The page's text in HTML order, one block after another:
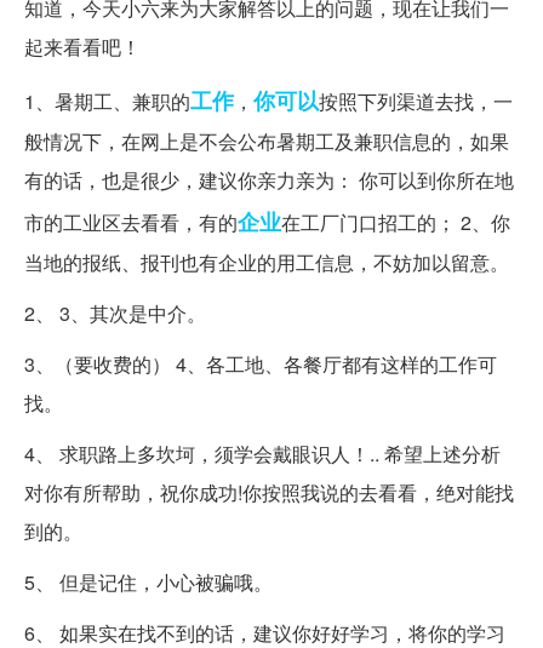
知道，今天小六来为大家解答以上的问题，现在让我们一
起来看看吧！
1、暑期工、兼职的工作，你可以按照下列渠道去找，一
般情况下，在网上是不会公布暑期工及兼职信息的，如果
有的话，也是很少，建议你亲力亲为： 你可以到你所在地
市的工业区去看看，有的企业在工厂门口招工的； 2、你
当地的报纸、报刊也有企业的用工信息，不妨加以留意。
2、 3、其次是中介。
3、（要收费的） 4、各工地、各餐厅都有这样的工作可
找。
4、 求职路上多坎坷，须学会戴眼识人！.. 希望上述分析
对你有所帮助，祝你成功!你按照我说的去看看，绝对能找
到的。
5、 但是记住，小心被骗哦。
6、 如果实在找不到的话，建议你好好学习，将你的学习